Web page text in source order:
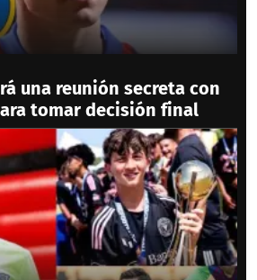
una reunión secreta con
tomar decisión final